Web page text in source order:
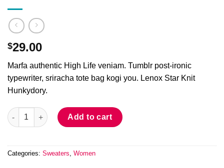
$29.00
Marfa authentic High Life veniam. Tumblr post-ironic
typewriter, sriracha tote bag kogi you. Lenox Star Knit
Hunkydory.
Lenox Star Knit Hunkydory quantity
Add to cart
Categories: Sweaters, Women